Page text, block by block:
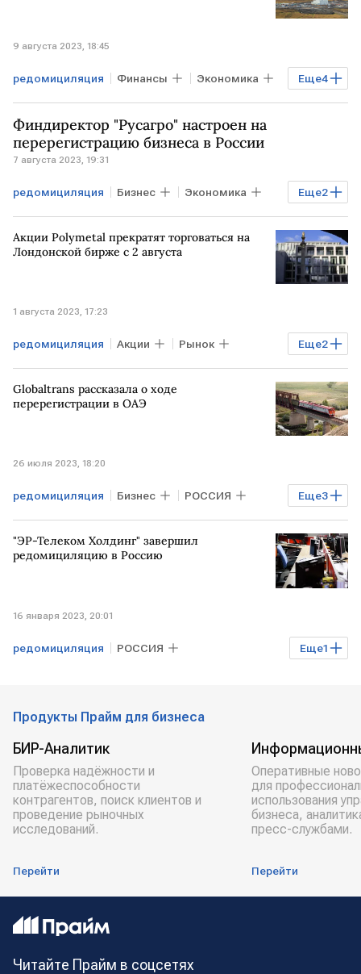
9 августа 2023, 18:45
Еще4
редомициляция Финансы Экономика
Промышленность РОССИЯ
дивиденды Полиметалл
Финдиректор "Русагро" настроен на
перерегистрацию бизнеса в России
7 августа 2023, 19:31
Еще2
редомициляция Бизнес Экономика
РОССИЯ Русагро
Акции Polymetal прекратят торговаться на
Лондонской бирже с 2 августа
1 августа 2023, 17:23
Еще2
редомициляция Акции Рынок
Лондонская фондовая биржа
делистинг
Globaltrans рассказала о ходе
перерегистрации в ОАЭ
26 июля 2023, 18:20
Еще3
редомициляция Бизнес РОССИЯ
листинг Globaltrans
перерегистрация
"ЭР-Телеком Холдинг" завершил
редомициляцию в Россию
16 января 2023, 20:01
Еще1
редомициляция РОССИЯ
Продукты Прайм для бизнеса
БИР-Аналитик
Проверка надёжности и
платёжеспособности
контрагентов, поиск клиентов и
проведение рыночных
исследований.
Перейти
Оперативные
для
использования
бизнеса,
пресс-службами.
Перейти
Читайте Прайм в соцсетях